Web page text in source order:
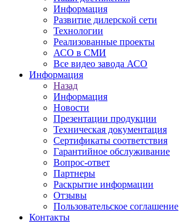
Информация
Развитие дилерской сети
Технологии
Реализованные проекты
АСО в СМИ
Все видео завода АСО
Информация
Назад
Информация
Новости
Презентации продукции
Техническая документация
Сертификаты соответствия
Гарантийное обслуживание
Вопрос-ответ
Партнеры
Раскрытие информации
Отзывы
Пользовательское соглашение
Контакты